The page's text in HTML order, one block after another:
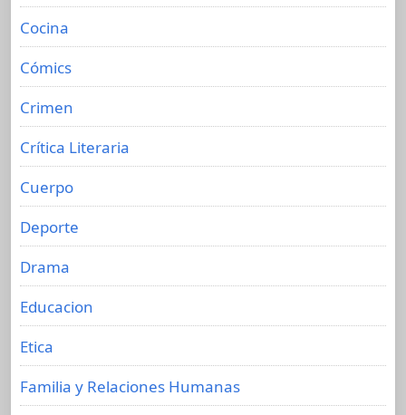
Cocina
Cómics
Crimen
Crítica Literaria
Cuerpo
Deporte
Drama
Educacion
Etica
Familia y Relaciones Humanas